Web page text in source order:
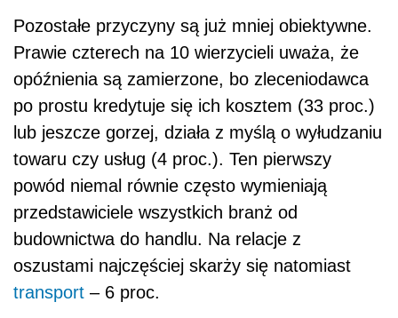
Pozostałe przyczyny są już mniej obiektywne.
Prawie czterech na 10 wierzycieli uważa, że
opóźnienia są zamierzone, bo zleceniodawca
po prostu kredytuje się ich kosztem (33 proc.)
lub jeszcze gorzej, działa z myślą o wyłudzaniu
towaru czy usług (4 proc.). Ten pierwszy
powód niemal równie często wymieniają
przedstawiciele wszystkich branż od
budownictwa do handlu. Na relacje z
oszustami najczęściej skarży się natomiast
transport – 6 proc.